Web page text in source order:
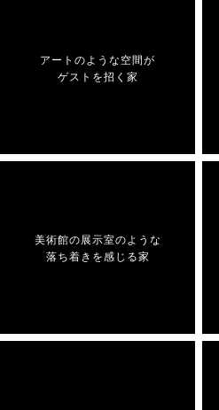
アートのような空間が
ゲストを招く家
美術館の展示室のような
落ち着きを感じる家